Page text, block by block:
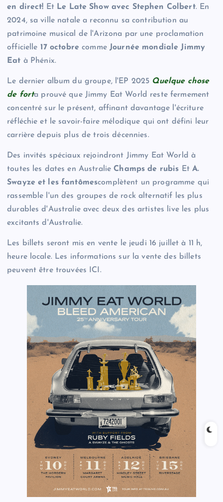
en direct! Et Le Late Show avec Stephen Colbert. En
2024, sa ville natale a reconnu sa contribution au
patrimoine musical de l'Arizona par une proclamation
officielle 17 octobre commeJournée mondiale Jimmy
Eat à Phénix.
Le dernier album du groupe, l'EP 2025 Quelque chose
de forta prouvé que Jimmy Eat World reste fermement
concentré sur le présent, affinant davantage l'écriture
réfléchie et le savoir-faire mélodique qui ont défini leur
carrière depuis plus de trois décennies.
Des invités spéciaux rejoindront Jimmy Eat World à
toutes les dates en AustralieChamps de rubis EtA.
Swayze et les fantômescomplètent un programme qui
rassemble l'un des groupes de rock alternatif les plus
durables d'Australie avec deux des artistes live les plus
excitants d'Australie.
Les billets seront mis en vente le jeudi 16 juillet à 11 h,
heure locale. Les informations sur la vente des billets
peuvent être trouvées ICI.